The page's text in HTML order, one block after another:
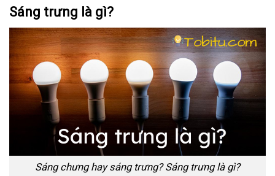
Sáng trưng là gì?
Sáng chưng hay sáng trưng? Sáng trưng là gì?